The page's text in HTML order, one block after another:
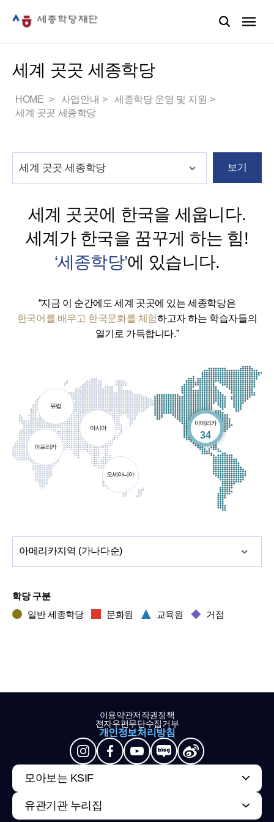
세계 곳곳 세종학당
HOME 사업안내
세종학당 운영 및 지원
세계 곳곳 세종학당
보기
세계 곳곳에 한국을 세웁니다.
세계가 한국을 꿈꾸게 하는 힘!
‘세종학당’에 있습니다.
“지금 이 순간에도 세계 곳곳에 있는 세종학당은
한국어를 배우고 한국문화를 체험하고자 하는 학습자들의
열기로 가득합니다.”
아메리카
34
개소
유럽
아프리카
아시아
오세아니아
아메리카지역 (가나다순)
학당 구분
일반 세종학당
문화원 교육원 거점
이용약관저작권정책
전자우편무단수집거부
개인정보처리방침
모아보는 KSIF
유관기관 누리집